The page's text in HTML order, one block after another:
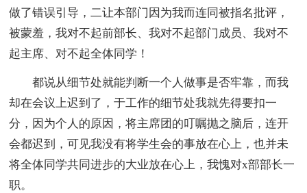
做了错误引导，二让本部门因为我而连同被指名批评，
被蒙羞，我对不起前部长、我对不起部门成员、我对不
起主席、对不起全体同学！
都说从细节处就能判断一个人做事是否牢靠，而我
却在会议上迟到了，于工作的细节处我就先得要扣一
分，因为个人的原因，将主席团的叮嘱抛之脑后，连开
会都迟到，可见我没有将学生会的事放在心上，也并未
将全体同学共同进步的大业放在心上，我愧对x部部长一
职。